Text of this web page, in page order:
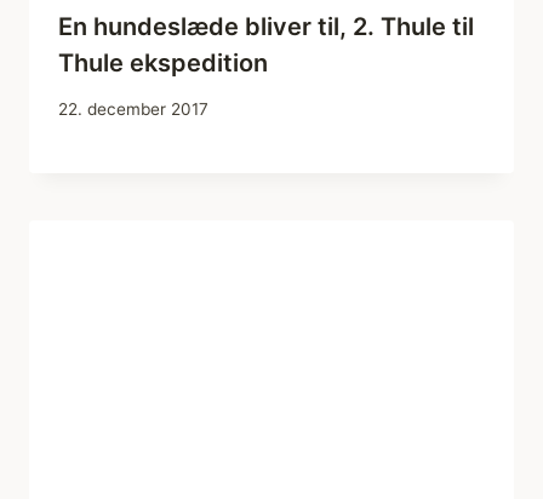
En hundeslæde bliver til, 2. Thule til
Thule ekspedition
22. december 2017